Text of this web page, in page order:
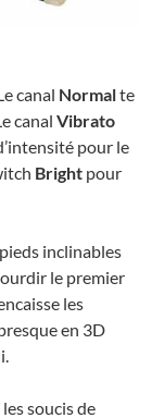
canal Normalte
canal Vibrato
pour le
Bright pour
inclinables
le premier
les
en 3D
soucis de